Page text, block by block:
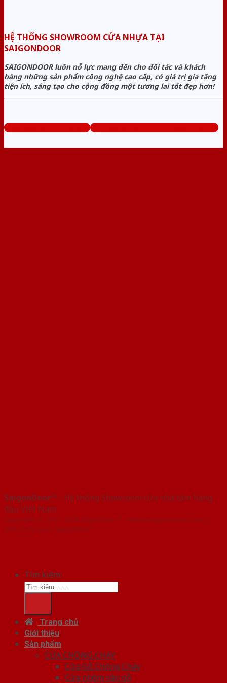
HỆ THỐNG SHOWROOM CỬA NHỰA TẠI
SAIGONDOOR
SAIGONDOOR luôn nỗ lực mang đến cho đối tác và khách
hàng những sản phẩm công nghệ cao cấp, có giá trị gia tăng
tiện ích, sáng tạo cho cộng đồng một tương lai tốt đẹp hơn!
www.baogiacuanhua.com Tổng đài tư vấn miễn phí: 0824.400.400
SaigonDoor™ - Hệ thống Showroom cửa nhà tắm hàng
đầu Việt Nam
Copyright ⓒ 2016 – 2026 SaigonDoor™ - www.baogiacuanhua.com |
Đơn vị chủ quản SaigonDoor
Tìm kiếm:
Trang chủ
Giới thiệu
Sản phẩm
CỬA CHỐNG CHÁY
Cửa Gỗ Chống Cháy
Cửa nhôm vân gỗ